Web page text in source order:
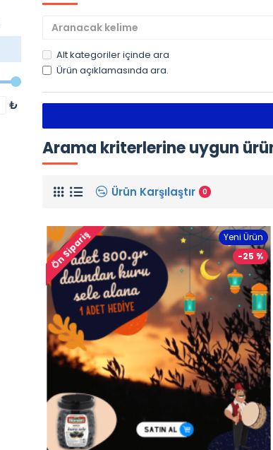
₺
Alt kategoriler içinde ara
Ürün açıklamasında ara.
Arama kriterlerine uygun
Ürün Karşılaştır 0
Yeni Ürün
-25 %
Ön Sipariş